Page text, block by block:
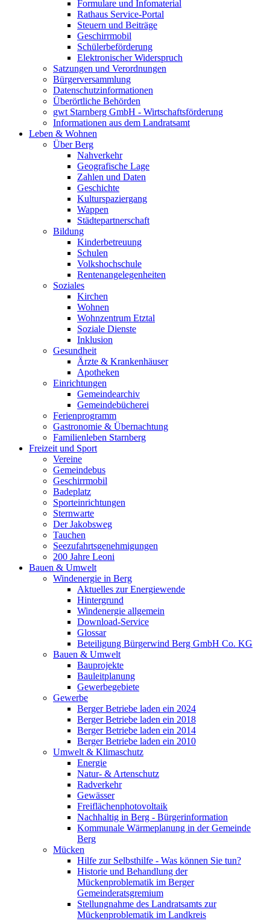
Formulare und Infomaterial
Rathaus Service-Portal
Steuern und Beiträge
Geschirrmobil
Schülerbeförderung
Elektronischer Widerspruch
Satzungen und Verordnungen
Bürgerversammlung
Datenschutzinformationen
Überörtliche Behörden
gwt Starnberg GmbH - Wirtschaftsförderung
Informationen aus dem Landratsamt
Leben & Wohnen
Über Berg
Nahverkehr
Geografische Lage
Zahlen und Daten
Geschichte
Kulturspaziergang
Wappen
Städtepartnerschaft
Bildung
Kinderbetreuung
Schulen
Volkshochschule
Rentenangelegenheiten
Soziales
Kirchen
Wohnen
Wohnzentrum Etztal
Soziale Dienste
Inklusion
Gesundheit
Ärzte & Krankenhäuser
Apotheken
Einrichtungen
Gemeindearchiv
Gemeindebücherei
Ferienprogramm
Gastronomie & Übernachtung
Familienleben Starnberg
Freizeit und Sport
Vereine
Gemeindebus
Geschirrmobil
Badeplatz
Sporteinrichtungen
Sternwarte
Der Jakobsweg
Tauchen
Seezufahrtsgenehmigungen
200 Jahre Leoni
Bauen & Umwelt
Windenergie in Berg
Aktuelles zur Energiewende
Hintergrund
Windenergie allgemein
Download-Service
Glossar
Beteiligung Bürgerwind Berg GmbH Co. KG
Bauen & Umwelt
Bauprojekte
Bauleitplanung
Gewerbegebiete
Gewerbe
Berger Betriebe laden ein 2024
Berger Betriebe laden ein 2018
Berger Betriebe laden ein 2014
Berger Betriebe laden ein 2010
Umwelt & Klimaschutz
Energie
Natur- & Artenschutz
Radverkehr
Gewässer
Freiflächenphotovoltaik
Nachhaltig in Berg - Bürgerinformation
Kommunale Wärmeplanung in der Gemeinde
Berg
Mücken
Hilfe zur Selbsthilfe - Was können Sie tun?
Historie und Behandlung der
Mückenproblematik im Berger
Gemeinderatsgremium
Stellungnahme des Landratsamts zur
Mückenproblematik im Landkreis